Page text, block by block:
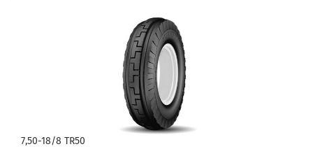
7,50-18/8 TR50